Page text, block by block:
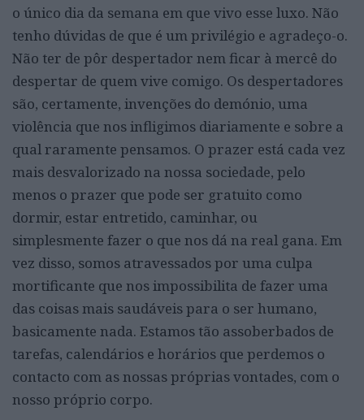
o único dia da semana em que vivo esse luxo. Não
tenho dúvidas de que é um privilégio e agradeço-o.
Não ter de pôr despertador nem ficar à mercê do
despertar de quem vive comigo. Os despertadores
são, certamente, invenções do demónio, uma
violência que nos infligimos diariamente e sobre a
qual raramente pensamos. O prazer está cada vez
mais desvalorizado na nossa sociedade, pelo
menos o prazer que pode ser gratuito como
dormir, estar entretido, caminhar, ou
simplesmente fazer o que nos dá na real gana. Em
vez disso, somos atravessados por uma culpa
mortificante que nos impossibilita de fazer uma
das coisas mais saudáveis para o ser humano,
basicamente nada. Estamos tão assoberbados de
tarefas, calendários e horários que perdemos o
contacto com as nossas próprias vontades, com o
nosso próprio corpo.